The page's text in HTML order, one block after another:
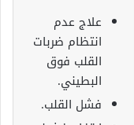
علاج عدم
انتظام ضربات
القلب فوق
البطيني.
فشل القلب.